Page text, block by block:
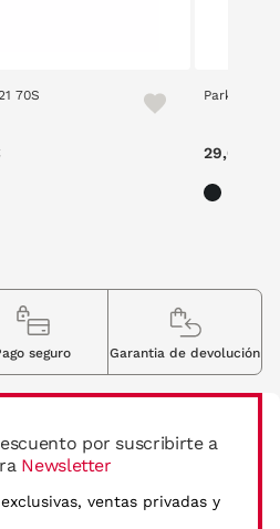
70S Parkour
29,00 €
por suscribirte a
Newsletter
ventas privadas y
seguro Garantia de devolución